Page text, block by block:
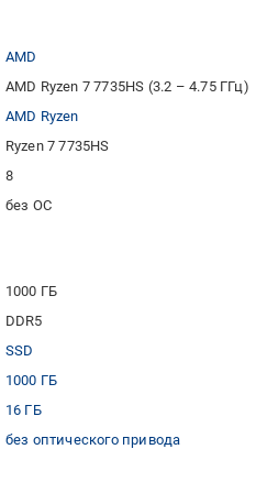
AMD
AMD Ryzen 7 7735HS (3.2 – 4.75 ГГц)
AMD Ryzen
Ryzen 7 7735HS
8
без ОС
1000 ГБ
DDR5
SSD
1000 ГБ
16 ГБ
без оптического привода